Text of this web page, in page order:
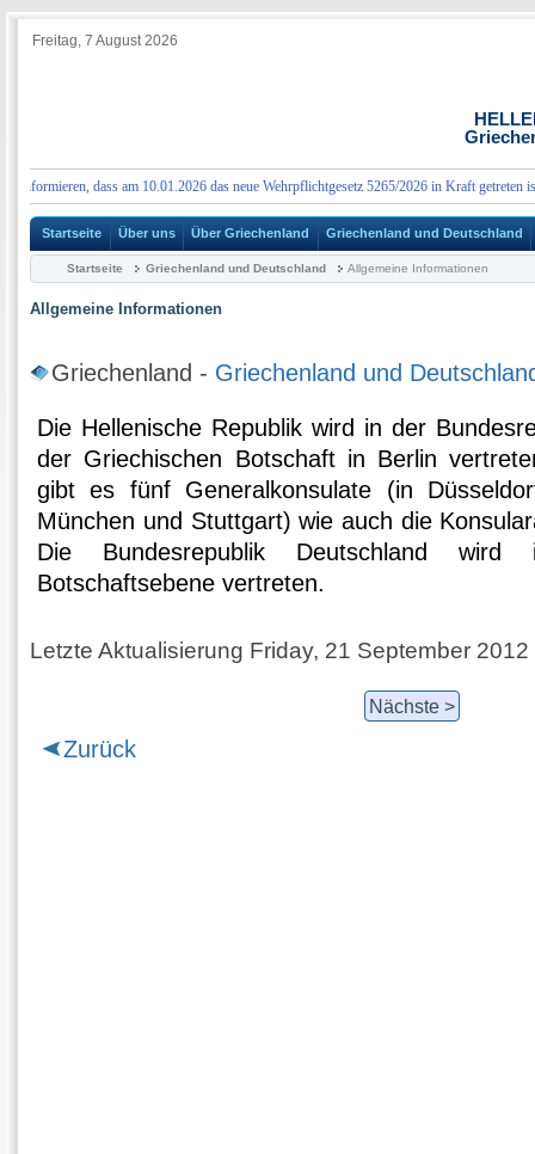
Freitag, 7 August 2026
dass am 10.01.2026 das neue Wehrpflichtgesetz 5265/2026 in Kraft getreten
Startseite Über uns Über Griechenland Griechenland und Deutschland
Startseite Griechenland und Deutschland Allgemeine Informationen
Allgemeine Informationen
Griechenland - Griechenland und
Die Hellenische Republik wird in der
der Griechischen Botschaft in Berlin
gibt es fünf Generalkonsulate (in
München und Stuttgart) wie auch die
Die Bundesrepublik Deutschland
Botschaftsebene vertreten.
Letzte Aktualisierung Friday, 21 September 2012
Nächste >
Zurück